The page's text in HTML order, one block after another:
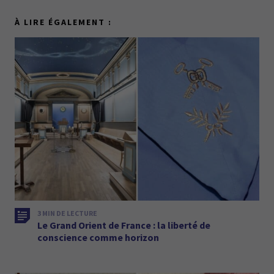
À LIRE ÉGALEMENT :
3 MIN DE LECTURE
Le Grand Orient de France : la liberté de
conscience comme horizon